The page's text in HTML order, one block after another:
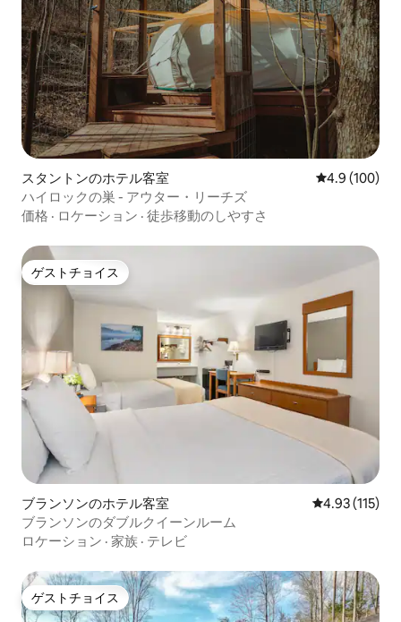
スタントンのホテル客室 レビュー100
4.9 (100)
ハイロックの巣 - アウター・リーチズ
価格 · ロケーション · 徒歩移動のしやすさ
ゲストチョイス
ゲストチョイス
ブランソンのホテル客室 レビュー115
4.93 (115)
ブランソンのダブルクイーンルーム
ロケーション · 家族 · テレビ
ゲストチョイス
ゲストチョイス